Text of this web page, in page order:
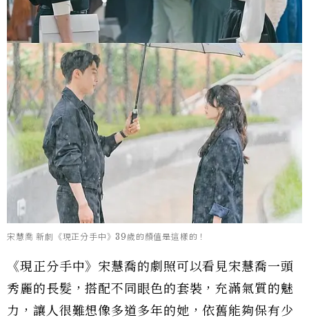
宋慧喬 新劇《現正分手中》39歲的顏值是這樣的！
《現正分手中》宋慧喬的劇照可以看見宋慧喬一頭
秀麗的長髮，搭配不同眼色的套裝，充滿氣質的魅
力，讓人很難想像多道多年的她，依舊能夠保有少